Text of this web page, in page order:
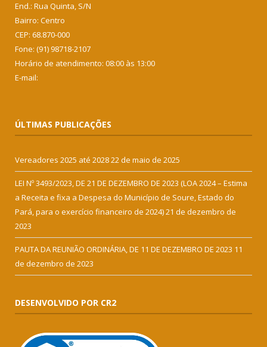
End.: Rua Quinta, S/N
Bairro: Centro
CEP: 68.870-000
Fone: (91) 98718-2107
Horário de atendimento: 08:00 às 13:00
E-mail:
ÚLTIMAS PUBLICAÇÕES
Vereadores 2025 até 202822 de maio de 2025
LEI Nº 3493/2023, DE 21 DE DEZEMBRO DE 2023 (LOA 2024 – Estima
a Receita e fixa a Despesa do Município de Soure, Estado do
Pará, para o exercício financeiro de 2024)21 de dezembro de
2023
PAUTA DA REUNIÃO ORDINÁRIA, DE 11 DE DEZEMBRO DE 2023 11
de dezembro de 2023
DESENVOLVIDO POR CR2